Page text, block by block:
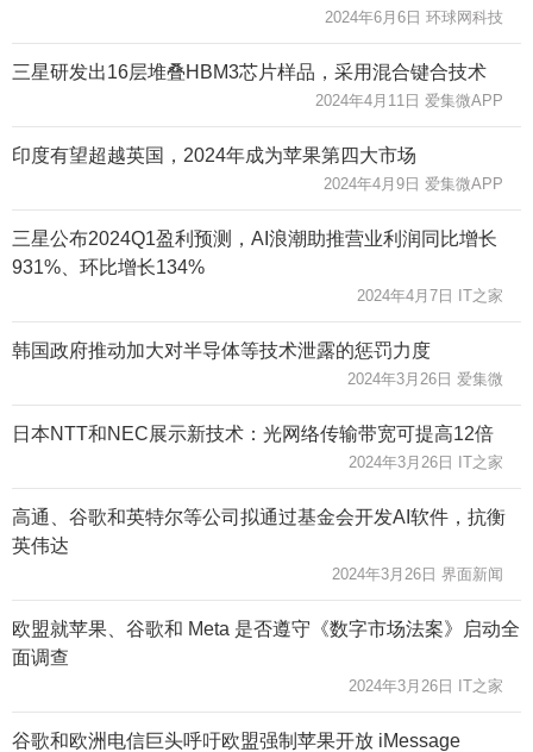
2024年6月6日 环球网科技
三星研发出16层堆叠HBM3芯片样品，采用混合键合技术
2024年4月11日 爱集微APP
印度有望超越英国，2024年成为苹果第四大市场
2024年4月9日 爱集微APP
三星公布2024Q1盈利预测，AI浪潮助推营业利润同比增长
931%、环比增长134%
2024年4月7日 IT之家
韩国政府推动加大对半导体等技术泄露的惩罚力度
2024年3月26日 爱集微
日本NTT和NEC展示新技术：光网络传输带宽可提高12倍
2024年3月26日 IT之家
高通、谷歌和英特尔等公司拟通过基金会开发AI软件，抗衡
英伟达
2024年3月26日 界面新闻
欧盟就苹果、谷歌和 Meta 是否遵守《数字市场法案》启动全
面调查
2024年3月26日 IT之家
谷歌和欧洲电信巨头呼吁欧盟强制苹果开放 iMessage